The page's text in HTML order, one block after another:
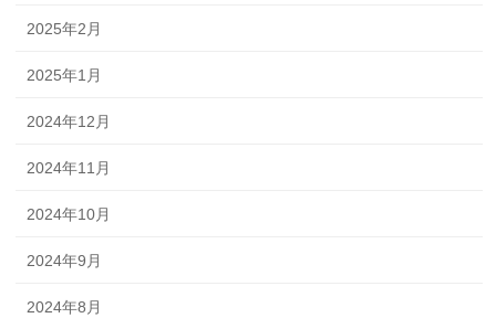
2025年2月
2025年1月
2024年12月
2024年11月
2024年10月
2024年9月
2024年8月